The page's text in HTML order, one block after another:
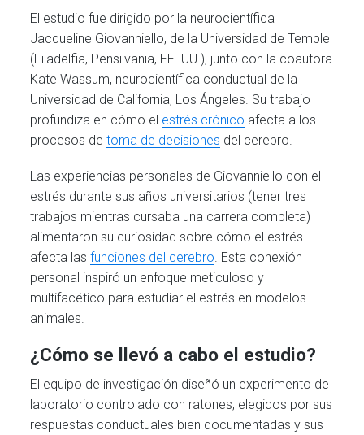
El estudio fue dirigido por la neurocientífica
Jacqueline Giovanniello, de la Universidad de Temple
(Filadelfia, Pensilvania, EE. UU.), junto con la coautora
Kate Wassum, neurocientífica conductual de la
Universidad de California, Los Ángeles. Su trabajo
profundiza en cómo el estrés crónico afecta a los
procesos detoma de decisiones del cerebro.
Las experiencias personales de Giovanniello con el
estrés durante sus años universitarios (tener tres
trabajos mientras cursaba una carrera completa)
alimentaron su curiosidad sobre cómo el estrés
afecta lasfunciones del cerebro . Esta conexión
personal inspiró un enfoque meticuloso y
multifacético para estudiar el estrés en modelos
animales.
¿Cómo se llevó a cabo el estudio?
El equipo de investigación diseñó un experimento de
laboratorio controlado con ratones, elegidos por sus
respuestas conductuales bien documentadas y sus